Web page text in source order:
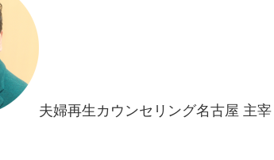
夫婦再生カウンセリング名古屋 主